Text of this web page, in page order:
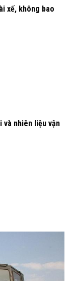
xế, không bao
và nhiên liệu vận